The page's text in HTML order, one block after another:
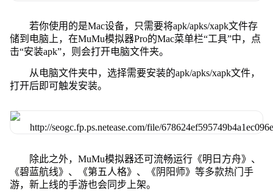
若你使用的是Mac设备，只需要将apk/apks/xapk文件存
储到电脑上，在MuMu模拟器Pro的Mac菜单栏“工具”中，点
击“安装apk”，则会打开电脑文件夹。
从电脑文件夹中，选择需要安装的apk/apks/xapk文件，
打开后即可触发安装。
除此之外，MuMu模拟器还可流畅运行《明日方舟》、
《碧蓝航线》、《第五人格》、《阴阳师》等多款热门手
游，新上线的手游也会同步上架。